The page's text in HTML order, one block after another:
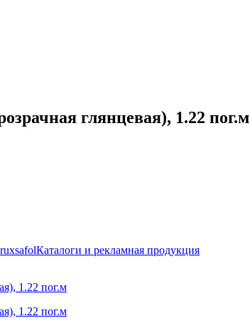
глянцевая), 1.22 пог.м
Каталоги и рекламная продукция